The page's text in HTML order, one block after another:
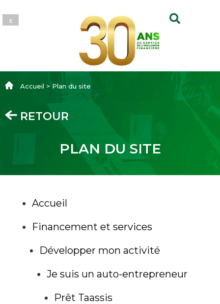
ع
Accueil > Plan du site
RETOUR
PLAN DU SITE
Accueil
Financement et services
Développer mon activité
Je suis un auto-entrepreneur
Prêt Taassis